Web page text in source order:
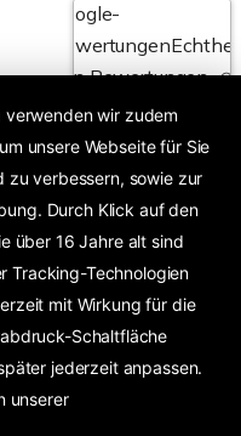
Google-
Bewertungen
von Bewertungen
4,6
Exzellent
24 Google-Bewertungen
verwenden wir zudem
unsere Webseite für Sie
verbessern, sowie zur
Durch Klick auf den
über 16 Jahre alt sind
Tracking-Technologien
mit Wirkung für die
Schaltfläche
jederzeit anpassen.
unserer